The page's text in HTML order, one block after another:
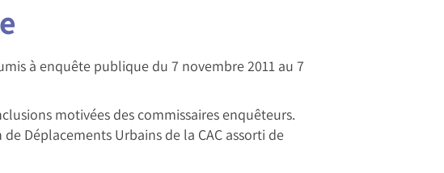
à enquête publique du 7 novembre 2011 au 7
motivées des commissaires enquêteurs.
Déplacements Urbains de la CAC assorti de